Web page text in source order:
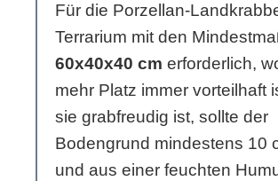
Für die Porzellan-
Terrarium mit den
60x40x40 cm erforderlich,
mehr Platz immer vorteilhaft
sie grabfreudig ist, sollte der
Bodengrund mindestens 10
und aus einer feuchten